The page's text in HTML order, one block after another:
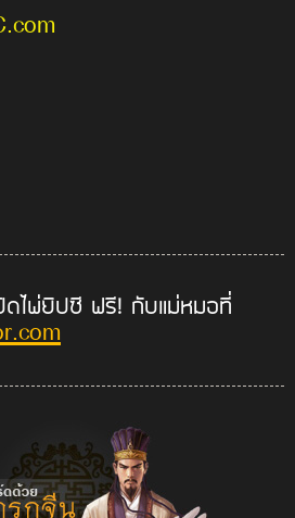
ดไพ่ยิปซี ฟรี! กับแม่หมอที่